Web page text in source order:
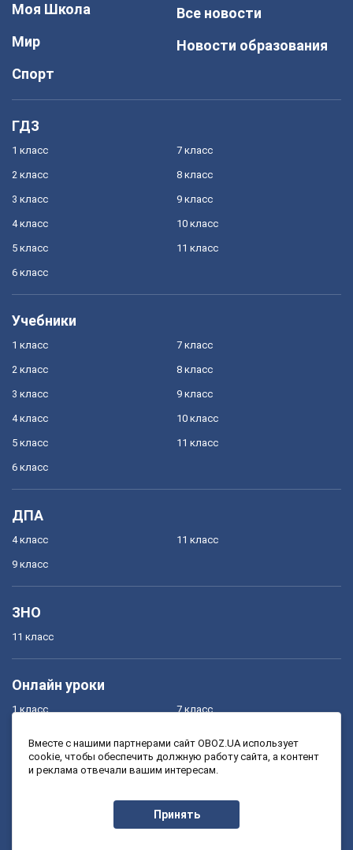
Моя Школа
Мир
Спорт
Все новости
Новости образования
ГДЗ
1 класс
2 класс
3 класс
4 класс
5 класс
6 класс
7 класс
8 класс
9 класс
10 класс
11 класс
Учебники
1 класс
2 класс
3 класс
4 класс
5 класс
6 класс
7 класс
8 класс
9 класс
10 класс
11 класс
ДПА
4 класс
9 класс
11 класс
ЗНО
11 класс
Онлайн уроки
1 класс
3 класс
7 класс
9 класс
Вместе с нашими партнерами сайт OBOZ.UA использует
cookie, чтобы обеспечить должную работу сайта, а контент
и реклама отвечали вашим интересам.
Принять